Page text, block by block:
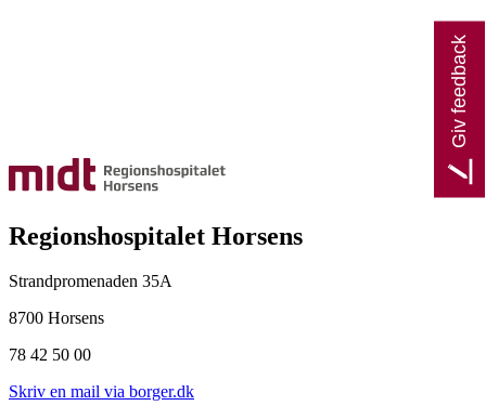
Regionshospitalet Horsens
Strandpromenaden 35A
8700 Horsens
78 42 50 00
Skriv en mail via borger.dk
Giv feedback